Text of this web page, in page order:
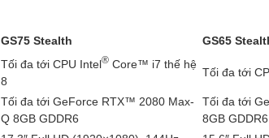
GS75 Stealth GS65
Tối đa tới CPU Intel® Core™ i7 thế hệ
8
Tối đa tới
Tối đa tới GeForce RTX™ 2080 Max-
Q 8GB GDDR6
Tối đa tới
8GB GDDR6